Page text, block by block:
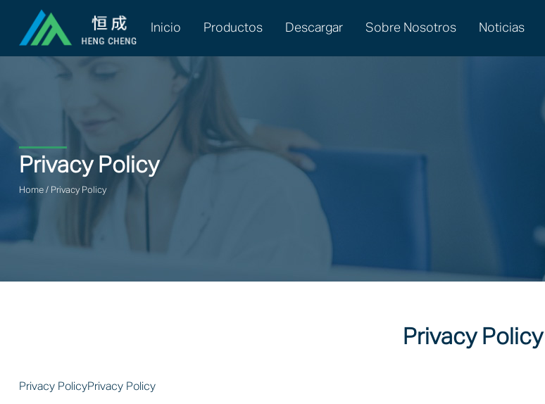
Inicio Productos Descargar Sobre Nosotros Noticias
Privacy Policy
Home/ Privacy Policy
Privacy Policy
Privacy PolicyPrivacy Policy